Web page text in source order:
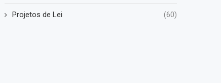
Projetos de Lei (60)